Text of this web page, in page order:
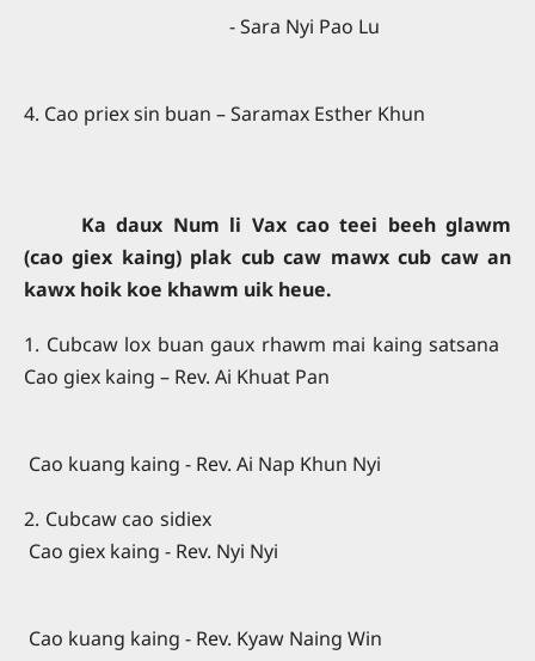
- Sara Nyi Pao Lu
4. Cao priex sin buan – Saramax Esther Khun
Ka daux Num li Vax cao teei beeh glawm
(cao giex kaing) plak cub caw mawx cub caw an
kawx hoik koe khawm uik heue.
1. Cubcaw lox buan gaux rhawm mai kaing satsana
Cao giex kaing – Rev. Ai Khuat Pan
Cao kuang kaing - Rev. Ai Nap Khun Nyi
2. Cubcaw cao sidiex
Cao giex kaing - Rev. Nyi Nyi
Cao kuang kaing - Rev. Kyaw Naing Win